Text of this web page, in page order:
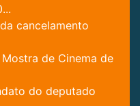
cancelamento
de Cinema de
do deputado